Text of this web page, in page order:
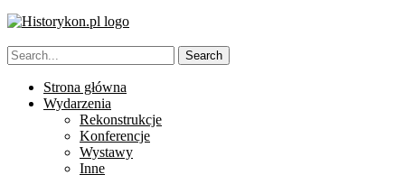
Strona główna
Wydarzenia
Rekonstrukcje
Konferencje
Wystawy
Inne